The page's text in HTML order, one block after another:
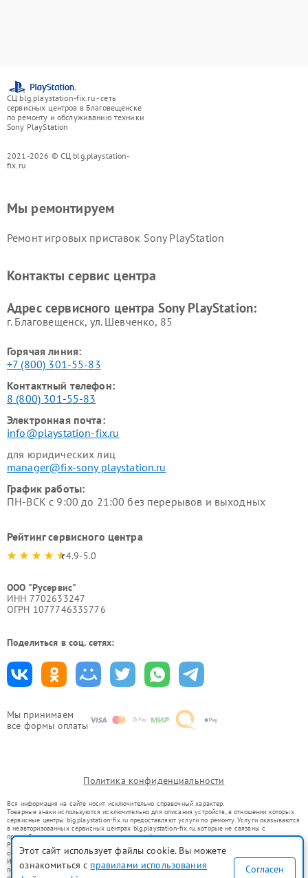
СЦ blg.playstation-fix.ru - сеть
сервисных центров в Благовещенске
по ремонту и обслуживанию техники
Sony PlayStation
2021-2026 © СЦ blg.playstation-
fix.ru
Мы принимаем
все формы оплаты
Мы ремонтируем
Ремонт игровых приставок Sony PlayStation
Контакты сервис центра
Адрес сервисного центра Sony PlayStation:
г. Благовещенск, ул. Шевченко, 85
Горячая линия:
+7 (800) 301-55-83
Контактный телефон:
8 (800) 301-55-83
Электронная почта:
info@playstation-fix.ru
для юридических лиц
manager@fix-sony playstation.ru
График работы:
ПН-ВСК с 9:00 до 21:00 без перерывов и выходных
Рейтинг сервисного центра
4.9-5.0
ООО "Русервис"
ИНН 7702633247
ОГРН 1077746335776
Поделиться в соц. сетях:
Политика конфиденциальности
Вся информация на сайте носит исключительно справочный характер.
Товарные знаки используются исключительно для описания устройств, в отношении которых
сервисные центры blg.playstation-fix.ru предоставляют услуги по ремонту. Услуги оказываются
в неавторизованных сервисных центрах blg.playstation-fix.ru, которые не связаны с
правообладателями товарных знаков или их официальными представителями.
Ремонт осуществляется для устройств, уже введенных в гражданский оборот в соответствии
со статьей 1487 ГК РФ.
Использование товарных знаков не преследует цели индивидуализации услуг или введения
потребителей в заблуждение, а служит для информирования о предоставляемых услугах по
Этот сайт использует файлы cookie. Вы можете
ознакомиться с правилами использования
Согласен